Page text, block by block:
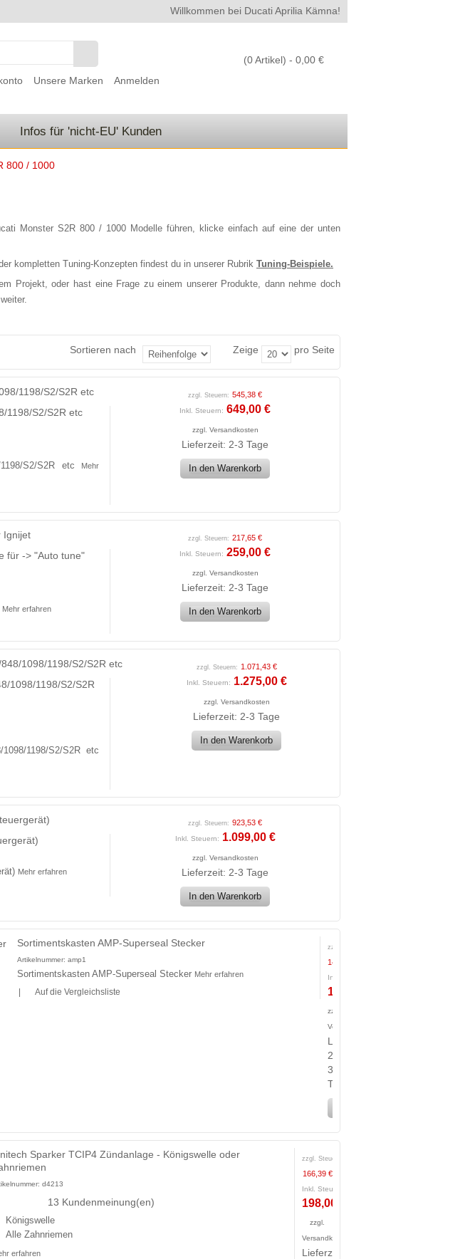
Willkommen bei Ducati Aprilia Kämna!
(0 Artikel) - 0,00 €
Unsere Marken Anmelden
Infos für 'nicht-EU' Kunden
800 / 1000
Monster S2R 800 / 1000 Modelle führen, klicke einfach auf eine der unten
kompletten Tuning-Konzepten findest du in unserer Rubrik Tuning-Beispiele.
Projekt, oder hast eine Frage zu einem unserer Produkte, dann nehme doch
Zeige pro Seite
Sortieren nach
1198/S2/S2R etc
S2/S2R etc
Mehr
zzgl. Steuern: 545,38 €
Inkl. Steuern: 649,00 €
zzgl. Versandkosten
Lieferzeit: 2-3 Tage
In den Warenkorb
für -> "Auto tune"
Mehr erfahren
zzgl. Steuern: 217,65 €
Inkl. Steuern: 259,00 €
zzgl. Versandkosten
Lieferzeit: 2-3 Tage
In den Warenkorb
1098/1198/S2/S2R
1198/S2/S2R etc
zzgl. Steuern: 1.071,43 €
Inkl. Steuern: 1.275,00 €
zzgl. Versandkosten
Lieferzeit: 2-3 Tage
In den Warenkorb
Mehr erfahren
zzgl. Steuern: 923,53 €
Inkl. Steuern: 1.099,00 €
zzgl. Versandkosten
Lieferzeit: 2-3 Tage
In den Warenkorb
Sortimentskasten AMP-Superseal Stecker
Artikelnummer: amp1
Sortimentskasten AMP-Superseal Stecker Mehr erfahren
Auf die Vergleichsliste
zzgl. Steuern:
142,02 €
Inkl. Steuern:
169,00 €
zzgl.
Versandkosten
Lieferzeit:
2-
3
Tage
Sparker TCIP4 Zündanlage - Königswelle oder
d4213
13 Kundenmeinung(en)
Königswelle
Alle Zahnriemen
erfahren
zzgl. Steuern:
166,39 €
Inkl. Steuern:
198,00 €
zzgl.
Versandkosten
Lieferzeit: